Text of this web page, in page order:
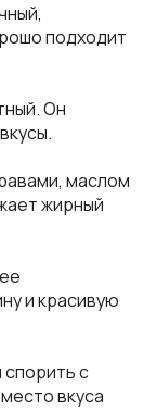
подходит
Он
маслом
жирный
и красивую
с
вкуса